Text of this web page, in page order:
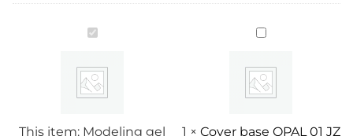
Modeling
gel
8
This item: Modeling gel
Cover
base
01
JZ
Nails
1 × Cover base OPAL 01 JZ